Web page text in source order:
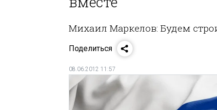
Михаил Маркелов: Будем
Поделиться
08.06.2012 11:57